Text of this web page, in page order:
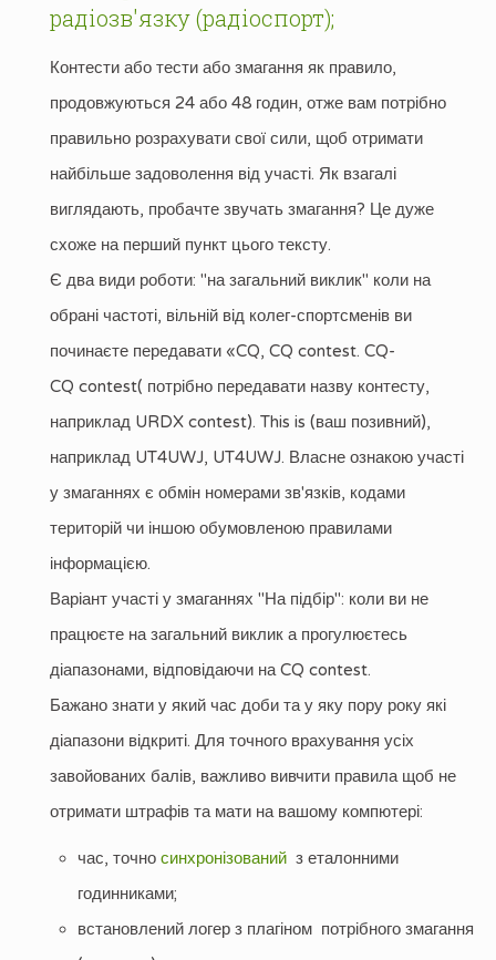
радіозв'язку (радіоспорт);
Контести або тести або змагання як правило,
продовжуються 24 або 48 годин, отже вам потрібно
правильно розрахувати свої сили, щоб отримати
найбільше задоволення від участі. Як взагалі
виглядають, пробачте звучать змагання? Це дуже
схоже на перший пункт цього тексту.
Є два види роботи: "на загальний виклик" коли на
обрані частоті, вільній від колег-спортсменів ви
починаєте передавати «CQ, CQ contest. CQ-
CQ contest( потрібно передавати назву контесту,
наприклад URDX contest). This is (ваш позивний),
наприклад UT4UWJ, UT4UWJ. Власне ознакою участі
у змаганнях є обмін номерами зв'язків, кодами
територій чи іншою обумовленою правилами
інформацією.
Варіант участі у змаганнях "На підбір": коли ви не
працюєте на загальний виклик а прогулюєтесь
діапазонами, відповідаючи на CQ contest.
Бажано знати у який час доби та у яку пору року які
діапазони відкриті. Для точного врахування усіх
завойованих балів, важливо вивчити правила щоб не
отримати штрафів та мати на вашому компютері:
час, точно синхронізований з еталонними
годинниками;
встановлений логер з плагіном потрібного змагання